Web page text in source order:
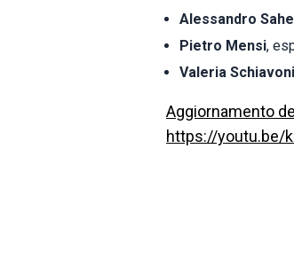
Alessandro
Pietro Mensi,
Valeria Schiavoni
Aggiornamento
https://youtu.be/